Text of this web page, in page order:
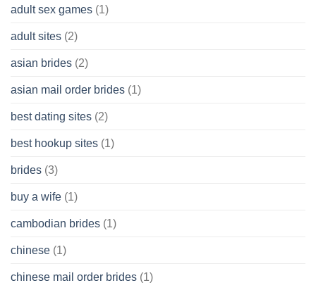
Wish
adult sex games (1)
adult sites (2)
asian brides (2)
asian mail order brides (1)
best dating sites (2)
best hookup sites (1)
brides (3)
buy a wife (1)
cambodian brides (1)
chinese (1)
chinese mail order brides (1)